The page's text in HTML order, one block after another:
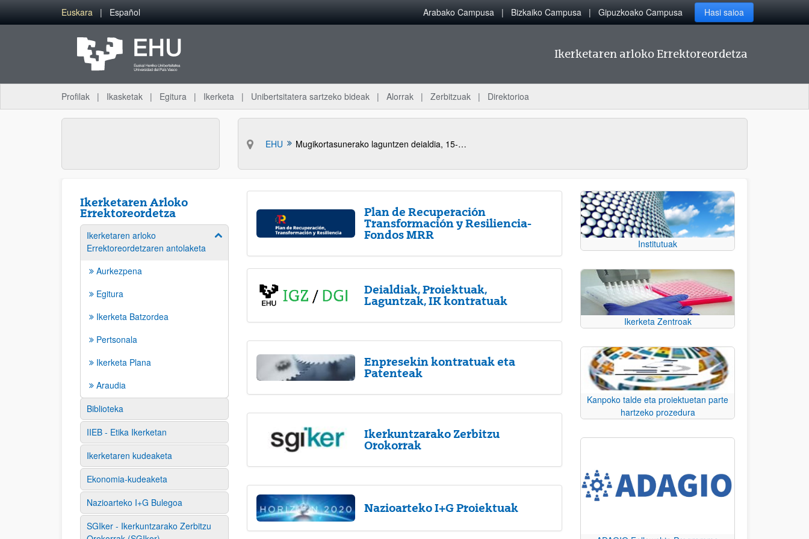
Eduki nagusira joan
Euskara Español Arabako Campusa Bizkaiko Campusa Gipuzkoako Campusa Hasi saioa
Ikerketaren arloko Errektoreordetza
Profilak Ikasketak Egitura Ikerketa Unibertsitatera sartzeko bideak Alorrak Zerbitzuak Direktorioa
EHU Mugikortasunerako laguntzen deialdia, 15-90 eguneko egonaldiak egiteko Zientzia, Berrikuntza eta Teknologiaren Euskal Sareko (ZTBES) eragileen zentroetan – 2023
Ikerketaren Arloko
Errektoreordetza
Ikerketaren arloko
Errektoreordetzaren antolaketa
Erakutsi/izkutatu azpiorriak
Aurkezpena
Egitura
Ikerketa Batzordea
Pertsonala
Ikerketa Plana
Araudia
Biblioteka
IIEB - Etika Ikerketan
Ikerketaren kudeaketa
Ekonomia-kudeaketa
Nazioarteko I+G Bulegoa
SGIker - Ikerkuntzarako Zerbitzu
Plan de Recuperación
Transformación y Resiliencia-
Fondos MRR
Deialdiak, Proiektuak,
Laguntzak, IK kontratuak
Enpresekin kontratuak eta
Patenteak
Ikerkuntzarako Zerbitzu
Orokorrak
Nazioarteko I+G Proiektuak
Institutuak
Ikerketa Zentroak
Kanpoko talde eta proiektuetan parte
hartzeko prozedura